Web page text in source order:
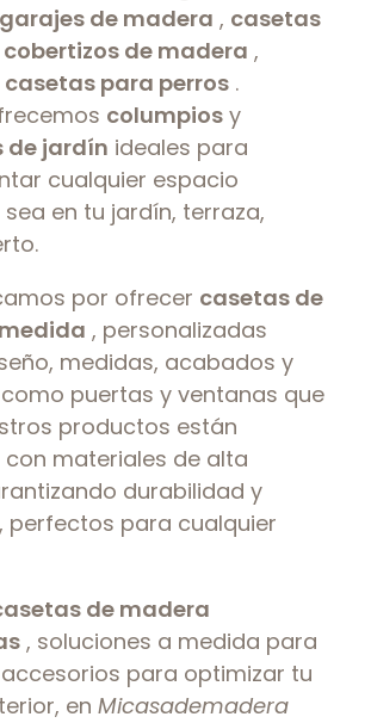
garajes de madera , casetas
cobertizos de madera ,
casetas para perros .
columpios y
de jardín ideales para
cualquier espacio
en tu jardín, terraza,
por ofrecer casetas de
, personalizadas
medidas, acabados y
puertas y ventanas que
productos están
materiales de alta
durabilidad y
perfectos para cualquier
de madera
, soluciones a medida para
para optimizar tu
en Micasademadera